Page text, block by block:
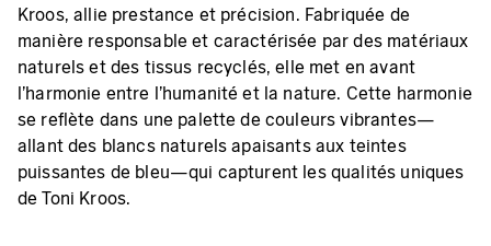
Kroos, allie prestance et précision. Fabriquée de
manière responsable et caractérisée par des matériaux
naturels et des tissus recyclés, elle met en avant
l'harmonie entre l'humanité et la nature. Cette harmonie
se reflète dans une palette de couleurs vibrantes—
allant des blancs naturels apaisants aux teintes
puissantes de bleu—qui capturent les qualités uniques
de Toni Kroos.